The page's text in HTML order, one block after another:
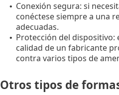
• Conexión segura: si
conéctese siempre a una
adecuadas.
• Protección del dispositivo:
calidad de un fabricante
contra varios tipos de
Otros tipos de